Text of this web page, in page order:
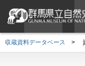
収蔵資料データベース >